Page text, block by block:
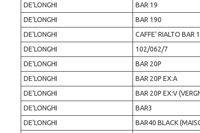
DE'LONGHI
BAR 19
DE'LONGHI
BAR 190
DE'LONGHI
CAFFE' RIALTO BAR
DE'LONGHI
102/062/7
DE'LONGHI
BAR 20P
DE'LONGHI
BAR 20P EX:A
DE'LONGHI
BAR 20P EX:V
DE'LONGHI
BAR3
DE'LONGHI
BAR40 BLACK